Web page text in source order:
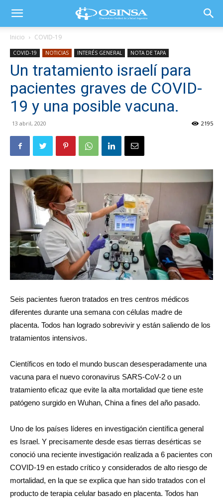
Inicio COVID-19
COVID-19 NOTICIAS INTERÉS GENERAL NOTA DE TAPA
Un tratamiento israelí para
pacientes graves de COVID-
19 y una posible vacuna.
13 abril, 2020 2195
Seis pacientes fueron tratados en tres centros médicos
diferentes durante una semana con células madre de
placenta. Todos han logrado sobrevivir y están saliendo de los
tratamientos intensivos.
Científicos en todo el mundo buscan desesperadamente una
vacuna para el nuevo coronavirus SARS-CoV-2 o un
tratamiento eficaz que evite la alta mortalidad que tiene este
patógeno surgido en Wuhan, China a fines del año pasado.
Uno de los países líderes en investigación científica general
es Israel. Y precisamente desde esas tierras desérticas se
conoció una reciente investigación realizada a 6 pacientes con
COVID-19 en estado crítico y considerados de alto riesgo de
mortalidad, en la que se explica que han sido tratados con el
producto de terapia celular basado en placenta. Todos han